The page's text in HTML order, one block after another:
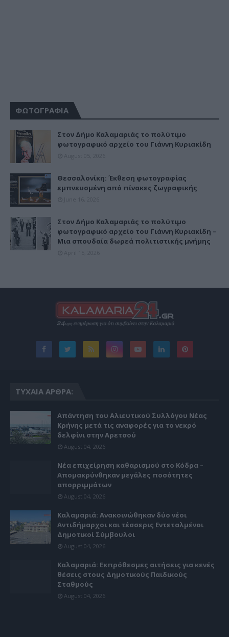
ΦΩΤΟΓΡΑΦΙΑ
Στον Δήμο Καλαμαριάς το πολύτιμο
φωτογραφικό αρχείο του Γιάννη Κυριακίδη
Θεσσαλονίκη: Έκθεση φωτογραφίας
εμπνευσμένη από πίνακες ζωγραφικής
Στον Δήμο Καλαμαριάς το πολύτιμο
φωτογραφικό αρχείο του Γιάννη Κυριακίδη –
Μια σπουδαία δωρεά πολιτιστικής μνήμης
ΤΥΧΑΊΑ ΆΡΘΡΑ:
Απάντηση του Αλιευτικού Συλλόγου Νέας
Κρήνης μετά τις αναφορές για το νεκρό
δελφίνι στην Αρετσού
August 04, 2026
Νέα επιχείρηση καθαρισμού στο Κόδρα –
Απομακρύνθηκαν μεγάλες ποσότητες
απορριμμάτων
August 04, 2026
Καλαμαριά: Ανακοινώθηκαν δύο νέοι
Αντιδήμαρχοι και τέσσερις Εντεταλμένοι
Δημοτικοί Σύμβουλοι
August 04, 2026
Καλαμαριά: Εκπρόθεσμες αιτήσεις για κενές
θέσεις στους Δημοτικούς Παιδικούς
Σταθμούς
August 04, 2026